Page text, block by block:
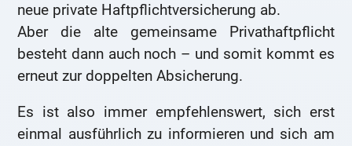
neue private Haftpflichtversicherung ab.
Aber die alte gemeinsame Privathaftpflicht
besteht dann auch noch – und somit kommt es
erneut zur doppelten Absicherung.
Es ist also immer empfehlenswert, sich erst
einmal ausführlich zu informieren und sich am